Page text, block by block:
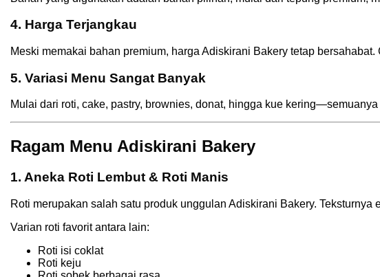
4. Harga Terjangkau
Meski memakai bahan premium, harga Adiskirani Bakery tetap
5. Variasi Menu Sangat Banyak
Mulai dari roti, cake, pastry, brownies, donat, hingga kue
Ragam Menu Adiskirani Bakery
1. Aneka Roti Lembut & Roti Manis
Roti merupakan salah satu produk unggulan Adiskirani Bakery.
Varian roti favorit antara lain:
Roti isi coklat
Roti keju